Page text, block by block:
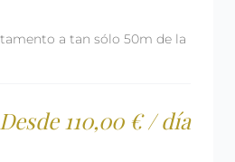
a tan sólo 50m de la
Desde 110,00 € / día